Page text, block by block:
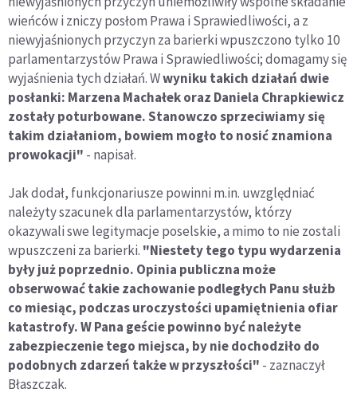
wieńców i zniczy posłom Prawa i Sprawiedliwości, a z
niewyjaśnionych przyczyn za barierki wpuszczono tylko 10
parlamentarzystów Prawa i Sprawiedliwości; domagamy się
wyjaśnienia tych działań. Wwyniku takich działań dwie
posłanki: Marzena Machałek oraz Daniela Chrapkiewicz
zostały poturbowane. Stanowczo sprzeciwiamy się
takim działaniom, bowiem mogło to nosić znamiona
prowokacji" - napisał.
Jak dodał, funkcjonariusze powinni m.in. uwzględniać
należyty szacunek dla parlamentarzystów, którzy
okazywali swe legitymacje poselskie, a mimo to nie zostali
wpuszczeni za barierki. "Niestety tego typu wydarzenia
były już poprzednio. Opinia publiczna może
obserwować takie zachowanie podległych Panu służb
co miesiąc, podczas uroczystości upamiętnienia ofiar
katastrofy. W Pana geście powinno być należyte
zabezpieczenie tego miejsca, by nie dochodziło do
podobnych zdarzeń także w przyszłości" - zaznaczył
Błaszczak.